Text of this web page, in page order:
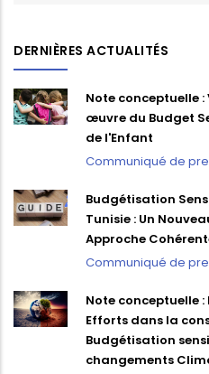
DERNIÈRES ACTUALITÉS
Note conceptuelle :
œuvre du Budget
de l'Enfant
Communiqué de
Budgétisation
Tunisie : Un
Approche
Communiqué de
Note conceptuelle
Efforts dans la
Budgétisation
changements